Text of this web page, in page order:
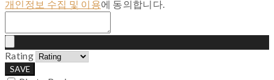
개인정보 수집 및 이용에 동의합니다.
Rating
SAVE